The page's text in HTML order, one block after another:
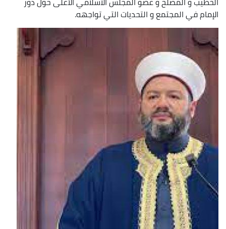
الإمام في المجتمع و التحديات التي تواجهه.